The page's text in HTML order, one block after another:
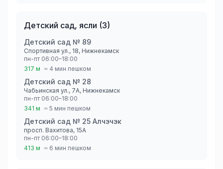
Детский сад, ясли (3)
Детский сад № 89
Спортивная ул., 18, Нижнекамск
пн-пт 06:00–18:00
317 м ≈ 4 мин пешком
Детский сад № 28
Чабьинская ул., 7А, Нижнекамск
пн-пт 06:00–18:00
341 м ≈ 5 мин пешком
Детский сад № 25 Алчэчэк
просп. Вахитова, 15А
пн-пт 06:00–18:00
413 м ≈ 6 мин пешком